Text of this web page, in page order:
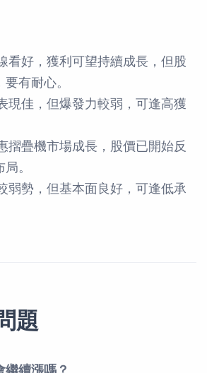
看好，獲利可望持續成長，但股
有耐心。
現佳，但爆發力較弱，可逢高獲
摺疊機市場成長，股價已開始反
。
弱勢，但基本面良好，可逢低承
題
繼續漲嗎？